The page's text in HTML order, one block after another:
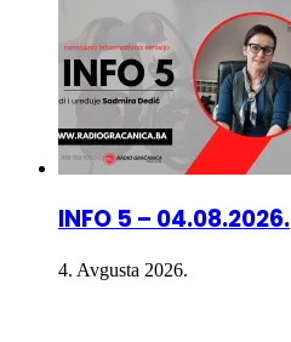
INFO 5 – 04.08.2026.
4. Avgusta 2026.